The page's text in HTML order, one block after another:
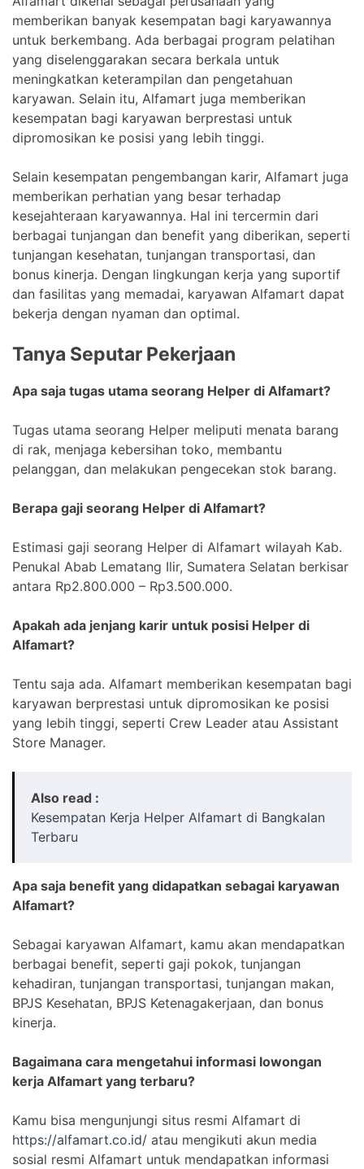
memberikan banyak kesempatan bagi karyawannya
untuk berkembang. Ada berbagai program pelatihan
yang diselenggarakan secara berkala untuk
meningkatkan keterampilan dan pengetahuan
karyawan. Selain itu, Alfamart juga memberikan
kesempatan bagi karyawan berprestasi untuk
dipromosikan ke posisi yang lebih tinggi.
Selain kesempatan pengembangan karir, Alfamart juga
memberikan perhatian yang besar terhadap
kesejahteraan karyawannya. Hal ini tercermin dari
berbagai tunjangan dan benefit yang diberikan, seperti
tunjangan kesehatan, tunjangan transportasi, dan
bonus kinerja. Dengan lingkungan kerja yang suportif
dan fasilitas yang memadai, karyawan Alfamart dapat
bekerja dengan nyaman dan optimal.
Tanya Seputar Pekerjaan
Apa saja tugas utama seorang Helper di Alfamart?
Tugas utama seorang Helper meliputi menata barang
di rak, menjaga kebersihan toko, membantu
pelanggan, dan melakukan pengecekan stok barang.
Berapa gaji seorang Helper di Alfamart?
Estimasi gaji seorang Helper di Alfamart wilayah Kab.
Penukal Abab Lematang Ilir, Sumatera Selatan berkisar
antara Rp2.800.000 – Rp3.500.000.
Apakah ada jenjang karir untuk posisi Helper di
Alfamart?
Tentu saja ada. Alfamart memberikan kesempatan bagi
karyawan berprestasi untuk dipromosikan ke posisi
yang lebih tinggi, seperti Crew Leader atau Assistant
Store Manager.
Also read :
Kesempatan Kerja Helper Alfamart di Bangkalan
Terbaru
Apa saja benefit yang didapatkan sebagai karyawan
Alfamart?
Sebagai karyawan Alfamart, kamu akan mendapatkan
berbagai benefit, seperti gaji pokok, tunjangan
kehadiran, tunjangan transportasi, tunjangan makan,
BPJS Kesehatan, BPJS Ketenagakerjaan, dan bonus
kinerja.
Bagaimana cara mengetahui informasi lowongan
kerja Alfamart yang terbaru?
Kamu bisa mengunjungi situs resmi Alfamart di
https://alfamart.co.id/ atau mengikuti akun media
sosial resmi Alfamart untuk mendapatkan informasi